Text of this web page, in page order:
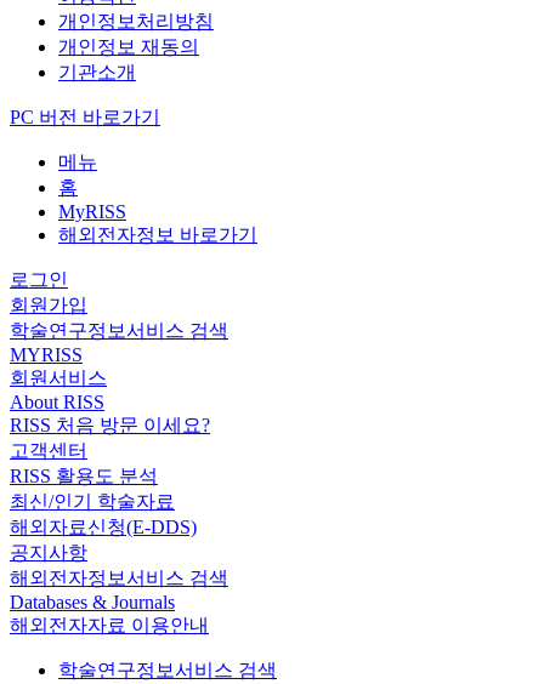
개인정보처리방침
개인정보 재동의
기관소개
PC 버전 바로가기
메뉴
홈
MyRISS
해외전자정보 바로가기
로그인
회원가입
학술연구정보서비스 검색
MYRISS
회원서비스
About RISS
RISS 처음 방문 이세요?
고객센터
RISS 활용도 분석
최신/인기 학술자료
해외자료신청(E-DDS)
공지사항
해외전자정보서비스 검색
Databases & Journals
해외전자자료 이용안내
학술연구정보서비스 검색